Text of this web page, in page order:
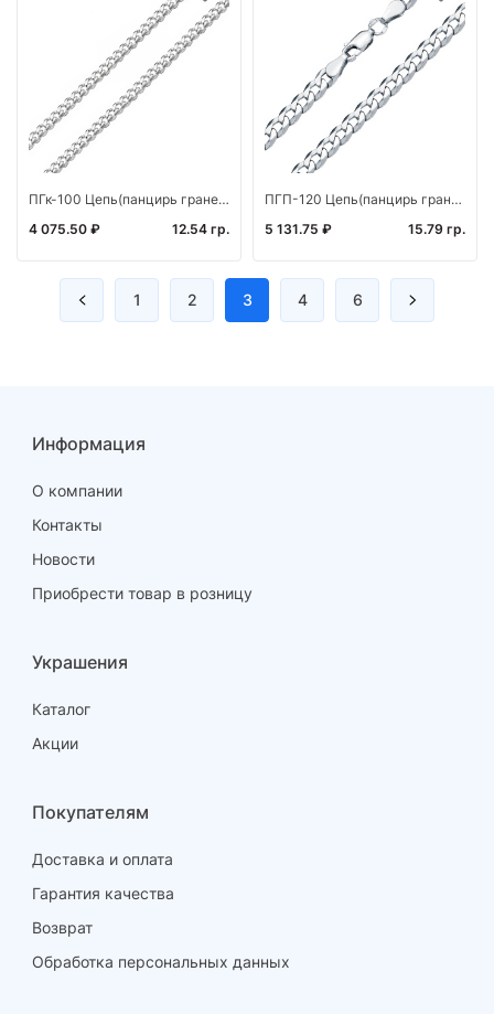
ПГк-100 Цепь(панцирь граненый с канавкой) (Ag 925*)
4 075.50 ₽
12.54 гр.
ПГП-120 Цепь(панцирь граненый плоский) (Ag 925*)
5 131.75 ₽
15.79 гр.
1 2 3 4 6
Информация
О компании
Контакты
Новости
Приобрести товар в розницу
Украшения
Каталог
Акции
Покупателям
Доставка и оплата
Гарантия качества
Возврат
Обработка персональных данных